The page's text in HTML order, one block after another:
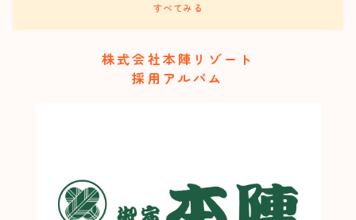
すべてみる
株式会社本陣リゾート
採用アルバム